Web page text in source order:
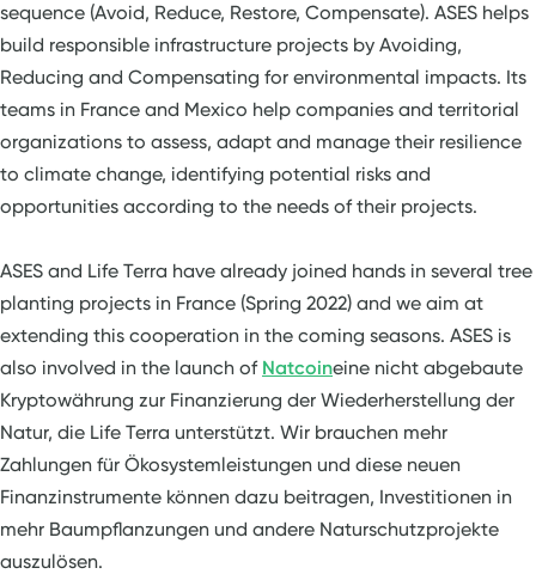
sequence (Avoid, Reduce, Restore, Compensate). ASES helps
build responsible infrastructure projects by Avoiding,
Reducing and Compensating for environmental impacts. Its
teams in France and Mexico help companies and territorial
organizations to assess, adapt and manage their resilience
to climate change, identifying potential risks and
opportunities according to the needs of their projects.
ASES and Life Terra have already joined hands in several tree
planting projects in France (Spring 2022) and we aim at
extending this cooperation in the coming seasons. ASES is
also involved in the launch of Natcoineine nicht abgebaute
Kryptowährung zur Finanzierung der Wiederherstellung der
Natur, die Life Terra unterstützt. Wir brauchen mehr
Zahlungen für Ökosystemleistungen und diese neuen
Finanzinstrumente können dazu beitragen, Investitionen in
mehr Baumpflanzungen und andere Naturschutzprojekte
auszulösen.